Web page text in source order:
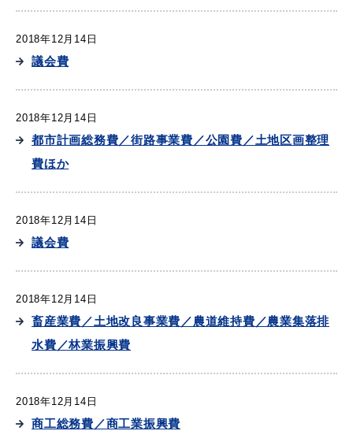
2018年12月14日
議会費
2018年12月14日
都市計画総務費／街路事業費／公園費／土地区画整理
費ほか
2018年12月14日
議会費
2018年12月14日
畜産業費／土地改良事業費／農道維持費／農業集落排
水費／林業振興費
2018年12月14日
商工総務費／商工業振興費